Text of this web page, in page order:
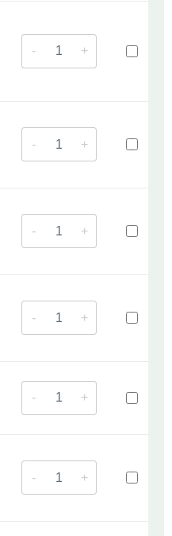
- +
- +
- +
- +
- +
- +